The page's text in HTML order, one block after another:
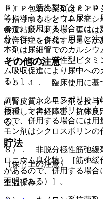
ＰＴＰ包装の薬剤はＰＴ
う指導すること（ＰＴＰ
食道粘膜へ刺入し、更に
な合併症を併発することが
その他の注意
１５．１． 臨床使用に基
副腎皮質ホルモン剤を投
接種して神経障害、抗体
る。
貯法
（保管上の注意）
室温保存。
６）． 活性型ビタミンＤ
等）［高カルシウム尿症
ので、併用する場合には
分に行い、また、用量に注
本剤は尿細管でのカルシ
より、また、活性型ビタ
ム吸収促進により尿中へ
る）］。
７）． シクロスポリン［
与で、シクロスポリンの
ので、併用する場合には
モン剤はシクロスポリンの
８）． 非脱分極性筋弛緩
ロニウム臭化物）［筋弛
があるので、併用する場
不明である）］。